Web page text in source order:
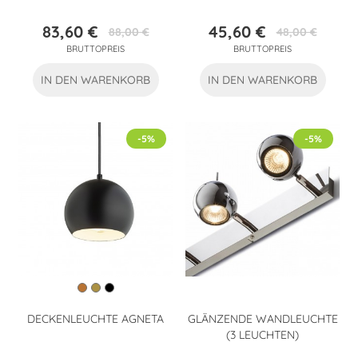
Preis
83,60 €Verkaufspreis
88,00 €
BRUTTOPREIS
IN DEN WARENKORB
Preis
45,60 €Verkaufspreis
48,00 €
BRUTTOPREIS
IN DEN WARENKORB
DECKENLEUCHTE AGNETA
-5%
GLÄNZENDE WANDLEUCHTE
(3 LEUCHTEN)
-5%